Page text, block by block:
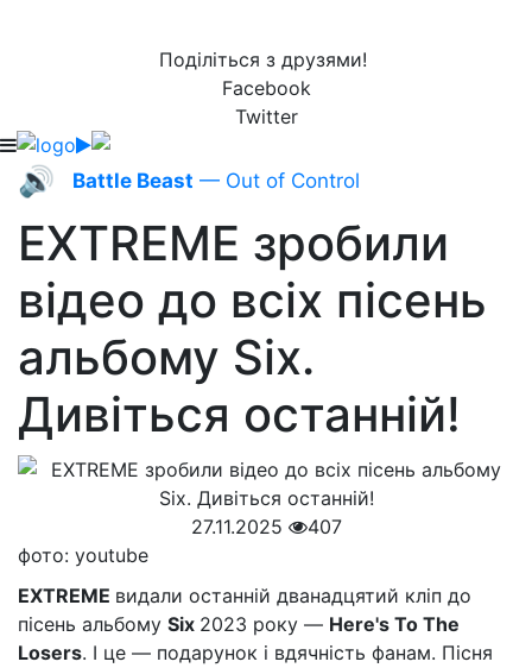
Поділіться з друзями!
Facebook
Twitter
🔊 Battle Beast — Out of Control
EXTREME зробили
відео до всіх пісень
альбому Six.
Дивіться останній!
27.11.2025
407
фото: youtube
EXTREME видали останній дванадцятий кліп до
пісень альбому Six 2023 року — Here's To The
Losers. І це — подарунок і вдячність фанам. Пісня